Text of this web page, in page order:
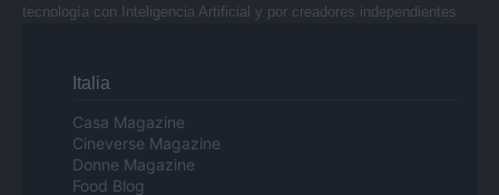
tecnología con Inteligencia Artificial y por creadores independientes
Italia
Casa Magazine
Cineverse Magazine
Donne Magazine
Food Blog